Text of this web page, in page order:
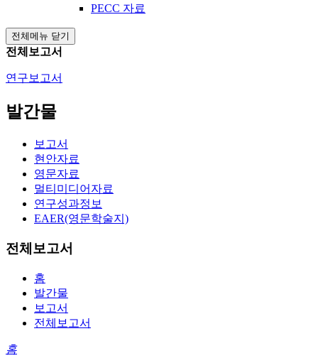
PECC 자료
전체메뉴 닫기
전체보고서
연구보고서
발간물
보고서
현안자료
영문자료
멀티미디어자료
연구성과정보
EAER(영문학술지)
전체보고서
홈
발간물
보고서
전체보고서
홈